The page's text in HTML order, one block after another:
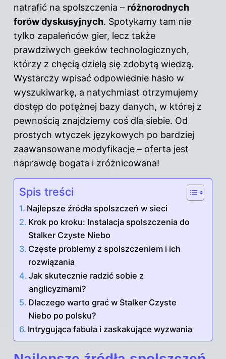
natrafić na spolszczenia – różnorodnych
forów dyskusyjnych. Spotykamy tam nie
tylko zapaleńców gier, lecz także
prawdziwych geeków technologicznych,
którzy z chęcią dzielą się zdobytą wiedzą.
Wystarczy wpisać odpowiednie hasło w
wyszukiwarkę, a natychmiast otrzymujemy
dostęp do potężnej bazy danych, w której z
pewnością znajdziemy coś dla siebie. Od
prostych wtyczek językowych po bardziej
zaawansowane modyfikacje – oferta jest
naprawdę bogata i zróżnicowana!
Spis treści
Najlepsze źródła spolszczeń w sieci
Krok po kroku: Instalacja spolszczenia do
Stalker Czyste Niebo
Częste problemy z spolszczeniem i ich
rozwiązania
Jak skutecznie radzić sobie z
anglicyzmami?
Dlaczego warto grać w Stalker Czyste
Niebo po polsku?
Intrygująca fabuła i zaskakujące wyzwania